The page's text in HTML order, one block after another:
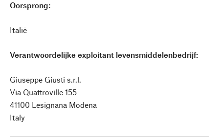
Oorsprong:
Italië
Verantwoordelijke exploitant levensmiddelenbedrijf:
Giuseppe Giusti s.r.l.
Via Quattroville 155
41100 Lesignana Modena
Italy